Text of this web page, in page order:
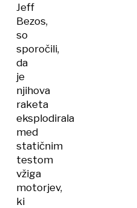
Jeff
Bezos,
so
sporočili,
da
je
njihova
raketa
eksplodirala
med
statičnim
testom
vžiga
motorjev,
ki